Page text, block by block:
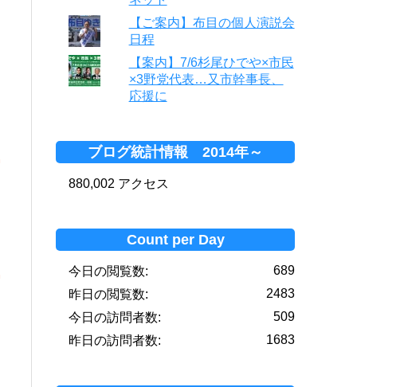
【ご案内】布目の個人演説会
日程
【案内】7/6杉尾ひでや×市民
×3野党代表…又市幹事長、
応援に
ブログ統計情報 2014年～
880,002 アクセス
Count per Day
689
今日の閲覧数:
2483
昨日の閲覧数:
509
今日の訪問者数:
1683
昨日の訪問者数: